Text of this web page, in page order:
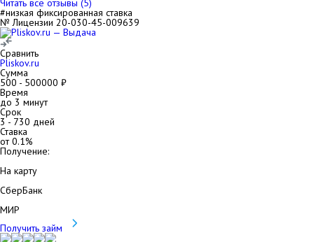
Читать все отзывы (5)
#низкая фиксированная ставка
№ Лицензии 20-030-45-009639
Сравнить
Pliskov.ru
Сумма
500 - 500000 ₽
Время
до 3 минут
Срок
3- 730 дней
Ставка
от0.1%
Получение:
На карту
СберБанк
МИР
Получить займ